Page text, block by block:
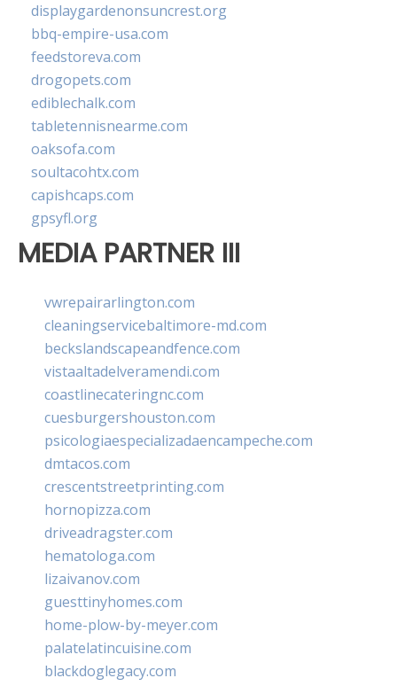
displaygardenonsuncrest.org
bbq-empire-usa.com
feedstoreva.com
drogopets.com
ediblechalk.com
tabletennisnearme.com
oaksofa.com
soultacohtx.com
capishcaps.com
gpsyfl.org
MEDIA PARTNER III
vwrepairarlington.com
cleaningservicebaltimore-md.com
beckslandscapeandfence.com
vistaaltadelveramendi.com
coastlinecateringnc.com
cuesburgershouston.com
psicologiaespecializadaencampeche.com
dmtacos.com
crescentstreetprinting.com
hornopizza.com
driveadragster.com
hematologa.com
lizaivanov.com
guesttinyhomes.com
home-plow-by-meyer.com
palatelatincuisine.com
blackdoglegacy.com